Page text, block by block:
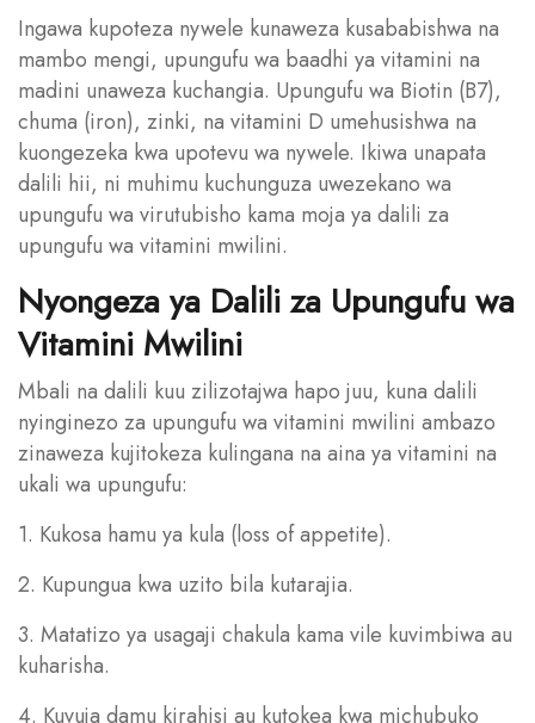
Ingawa kupoteza nywele kunaweza kusababishwa na
mambo mengi, upungufu wa baadhi ya vitamini na
madini unaweza kuchangia. Upungufu wa Biotin (B7),
chuma (iron), zinki, na vitamini D umehusishwa na
kuongezeka kwa upotevu wa nywele. Ikiwa unapata
dalili hii, ni muhimu kuchunguza uwezekano wa
upungufu wa virutubisho kama moja ya dalili za
upungufu wa vitamini mwilini.
Nyongeza ya Dalili za Upungufu wa
Vitamini Mwilini
Mbali na dalili kuu zilizotajwa hapo juu, kuna dalili
nyinginezo za upungufu wa vitamini mwilini ambazo
zinaweza kujitokeza kulingana na aina ya vitamini na
ukali wa upungufu:
1. Kukosa hamu ya kula (loss of appetite).
2. Kupungua kwa uzito bila kutarajia.
3. Matatizo ya usagaji chakula kama vile kuvimbiwa au
kuharisha.
4. Kuvuja damu kirahisi au kutokea kwa michubuko